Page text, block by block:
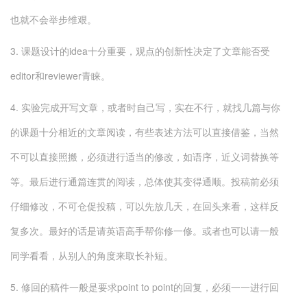
也就不会举步维艰。
3. 课题设计的idea十分重要，观点的创新性决定了文章能否受
editor和reviewer青睐。
4. 实验完成开写文章，或者时自己写，实在不行，就找几篇与你
的课题十分相近的文章阅读，有些表述方法可以直接借鉴，当然
不可以直接照搬，必须进行适当的修改，如语序，近义词替换等
等。最后进行通篇连贯的阅读，总体使其变得通顺。投稿前必须
仔细修改，不可仓促投稿，可以先放几天，在回头来看，这样反
复多次。最好的话是请英语高手帮你修一修。或者也可以请一般
同学看看，从别人的角度来取长补短。
5. 修回的稿件一般是要求point to point的回复，必须一一进行回